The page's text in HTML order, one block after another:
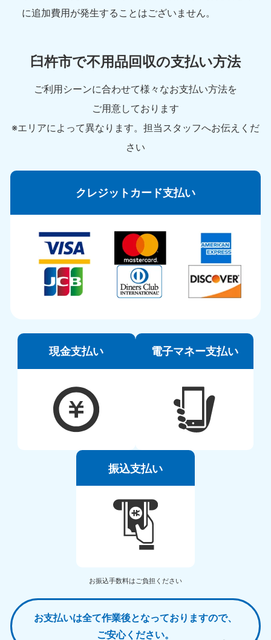
に追加費用が発生することはございません。
臼杵市で不用品回収の支払い方法
ご利用シーンに合わせて様々なお支払い方法を
ご用意しております
※エリアによって異なります。担当スタッフへお伝えくだ
さい
クレジットカード支払い
現金支払い 電子マネー支払い
振込支払い
お振込手数料はご負担ください
お支払いは全て作業後となっておりますので、
ご安心ください。